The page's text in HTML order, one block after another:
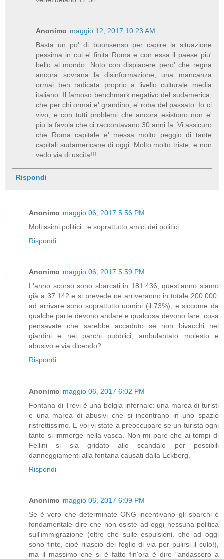
Anonimo maggio 12, 2017 10:23 AM
Basta un po' di buonsenso per capire la situazione
pessima in cui e' finita Roma e con essa il paese piu'
bello al mondo. Noto con dispiacere pero' che regna
ancora sovrana la disinformazione, una mancanza
ormai ben radicata proprio a livello culturale media
italiano. Il famoso benchmark negativo del sudamerica,
che per chi ormai e' grandino, e' roba del passato. Io ci
vivo, e con tutti problemi che ancora esistono non e'
piu la favola che ci raccontavano 30 anni fa. Vi assicuro
che Roma capitale e' messa molto peggio di tante
capitali sudamericane di oggi. Molto molto triste, e non
vedo via di uscita!!!
Rispondi
Anonimo maggio 06, 2017 5:56 PM
Moltissimi politici.. e soprattutto amici dei politici
Rispondi
Anonimo maggio 06, 2017 5:59 PM
L'anno scorso sono sbarcati in 181.436, quest'anno siamo
già a 37.142 e si prevede ne arriveranno in totale 200.000,
ad arrivare sono soprattutto uomini (il 73%), e siccome da
qualche parte devono andare e qualcosa devono fare, cosa
pensavate che sarebbe accaduto se non bivacchi nei
giardini e nei parchi pubblici, ambulantato molesto e
abusivo e via dicendo?
Rispondi
Anonimo maggio 06, 2017 6:02 PM
Fontana di Trevi è una bolgia infernale: una marea di turisti
e una marea di abusivi che si incontrano in uno spazio
ristrettissimo. E voi vi state a preoccupare se un turista ogni
tanto si immerge nella vasca. Non mi pare che ai tempi di
Fellini si sia gridato allo scandalo per possibili
danneggiamenti alla fontana causati dalla Eckberg.
Rispondi
Anonimo maggio 06, 2017 6:09 PM
Se è vero che determinate ONG incentivano gli sbarchi è
fondamentale dire che non esiste ad oggi nessuna politica
sull'immigrazione (oltre che sulle espulsioni, che ad oggi
sono finte, cioè rilascio del foglio di via per pulirsi il culo!),
ma il massimo che si è fatto fin'ora è dire "andassero a